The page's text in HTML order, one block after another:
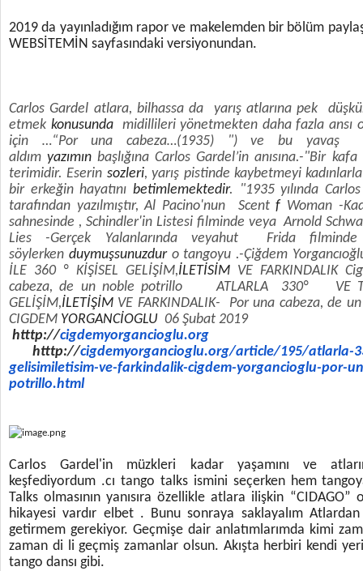
2019 da yayınladığım rapor ve makelemden bir bölüm
WEBSİTEMİN sayfasındaki versiyonundan.
Carlos Gardel atlara, bilhassa da yarış atlarına pek
etmek konusundamidillileri yönetmekten daha fazla ansı
için …“Por una cabeza…(1935) ") ve bu yavaş
aldımyazımın başlığına Carlos Gardel’in anısına.-"Bir
terimidir. Eserin sozleri, yarış pistinde kaybetmeyi
bir erkeğin hayatını betimlemektedir. "1935 yılında
tarafından yazılmıştır, Al Pacino'nun Scentf Woman -
sahnesinde , Schindler'in Listesi filminde veya Arnold
Lies -Gerçek Yalanlarında veyahut Frida
söylerken duymuşsunuzduro tangoyu .-Çiğdem
İLE 360 ° KİŞİSEL GELİŞİM,İLETİSİMVE FARKINDALIK
cabeza, de un noble potrillo ATLARLA 330° VE
GELİŞİM,İLETİŞİM VE FARKINDALIK- Por una cabeza,
CIGDEM YORGANCİOGLU 06 Şubat 2019
htttp://cigdemyorgancioglu.org
htttp://cigdemyorgancioglu.org/article/195/atlarla-
gelisimiletisim-ve-farkindalik-cigdem-yorgancioglu-por-
potrillo.html
Carlos Gardel'in müzkleri kadar yaşamını ve
keşfediyordum .cı tango talks ismini seçerken hem
Talks olmasının yanısıra özellikle atlara ilişkin
hikayesi vardır elbet . Bunu sonraya saklayalım
getirmem gerekiyor. Geçmişe dair anlatımlarımda kimi
zaman di li geçmiş zamanlar olsun. Akışta herbiri kendi
tango dansı gibi.